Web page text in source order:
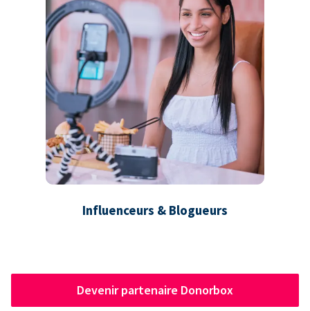
Influenceurs & Blogueurs
Devenir partenaire Donorbox